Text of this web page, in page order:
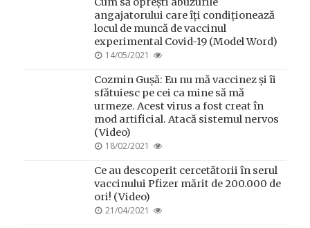
angajatorului care îți condiționează
locul de muncă de vaccinul
experimental Covid-19 (Model Word)
POSTED
14/05/2021
Cozmin Gușă: Eu nu mă vaccinez și îi
sfătuiesc pe cei ca mine să mă
urmeze. Acest virus a fost creat în
mod artificial. Atacă sistemul nervos
(Video)
POSTED
18/02/2021
Ce au descoperit cercetătorii în serul
vaccinului Pfizer mărit de 200.000 de
ori! (Video)
POSTED
21/04/2021